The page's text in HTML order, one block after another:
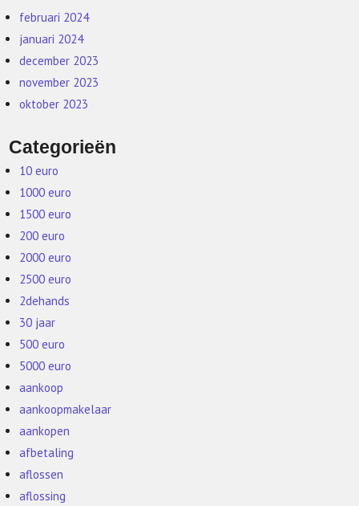
februari 2024
januari 2024
december 2023
november 2023
oktober 2023
Categorieën
10 euro
1000 euro
1500 euro
200 euro
2000 euro
2500 euro
2dehands
30 jaar
500 euro
5000 euro
aankoop
aankoopmakelaar
aankopen
afbetaling
aflossen
aflossing